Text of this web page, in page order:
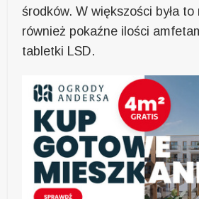
środków. W większości była
również pokaźne ilości
tabletki LSD.